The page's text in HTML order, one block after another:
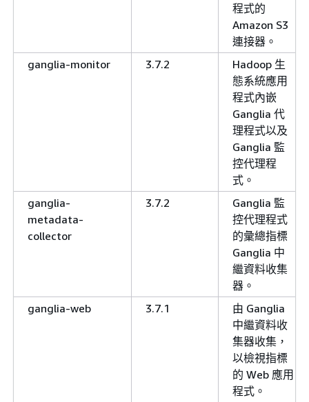
程式的
Amazon S3
連接器。
ganglia-monitor
3.7.2
Hadoop 生
態系統應用
程式內嵌
Ganglia 代
理程式以及
Ganglia 監
控代理程
式。
ganglia-
metadata-
collector
3.7.2
Ganglia 監
控代理程式
的彙總指標
Ganglia 中
繼資料收集
器。
ganglia-web
3.7.1
由 Ganglia
中繼資料收
集器收集，
以檢視指標
的 Web 應用
程式。